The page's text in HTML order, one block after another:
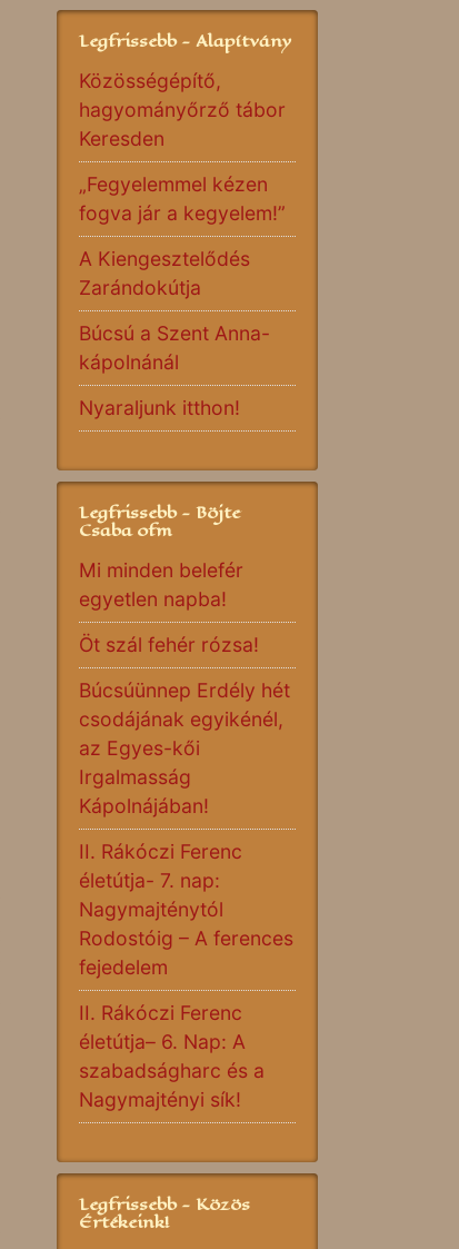
Legfrissebb - Alapítvány
Közösségépítő,
hagyományőrző tábor
Keresden
„Fegyelemmel kézen
fogva jár a kegyelem!”
A Kiengesztelődés
Zarándokútja
Búcsú a Szent Anna-
kápolnánál
Nyaraljunk itthon!
Legfrissebb - Böjte
Csaba ofm
Mi minden belefér
egyetlen napba!
Öt szál fehér rózsa!
Búcsúünnep Erdély hét
csodájának egyikénél,
az Egyes-kői
Irgalmasság
Kápolnájában!
II. Rákóczi Ferenc
életútja- 7. nap:
Nagymajténytól
Rodostóig – A ferences
fejedelem
II. Rákóczi Ferenc
életútja– 6. Nap: A
szabadságharc és a
Nagymajtényi sík!
Legfrissebb - Közös
Értékeink!